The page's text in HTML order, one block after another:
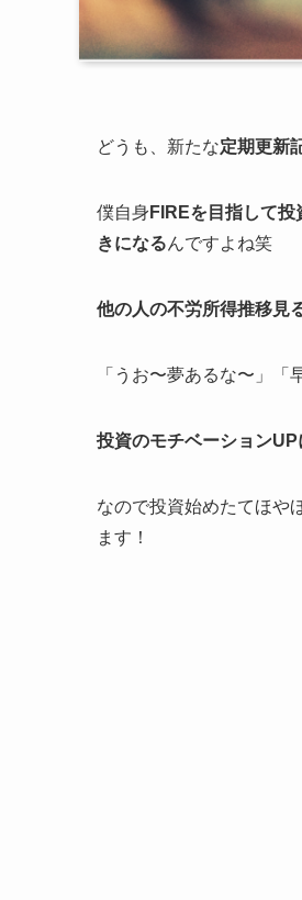
どうも、新たな定期更新
僕自身 FIREを目指して投
きになるんですよね笑
他の人の不労所得推移見
「うお〜夢あるな〜」
投資のモチベーション
なので投資始めたてほや
ます！